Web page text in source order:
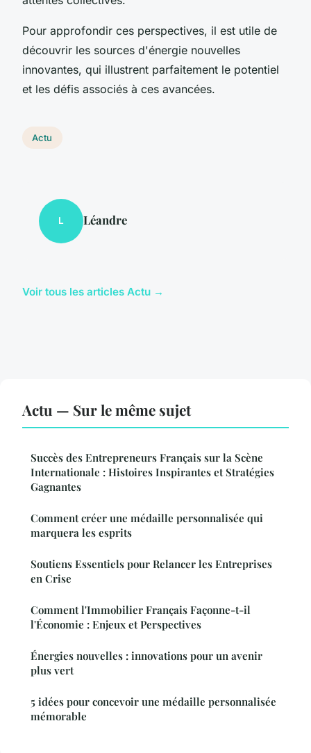
Pour approfondir ces perspectives, il est utile de
découvrir les sources d'énergie nouvelles
innovantes, qui illustrent parfaitement le potentiel
et les défis associés à ces avancées.
Actu
L Léandre
Voir tous les articles Actu →
Actu — Sur le même sujet
Succès des Entrepreneurs Français sur la Scène
Internationale : Histoires Inspirantes et Stratégies
Gagnantes
Comment créer une médaille personnalisée qui
marquera les esprits
Soutiens Essentiels pour Relancer les Entreprises
en Crise
Comment l'Immobilier Français Façonne-t-il
l'Économie : Enjeux et Perspectives
Énergies nouvelles : innovations pour un avenir
plus vert
5 idées pour concevoir une médaille personnalisée
mémorable